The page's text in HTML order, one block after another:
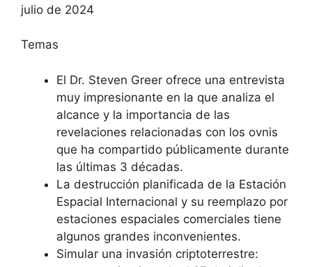
julio de 2024
Temas
El Dr. Steven Greer ofrece una entrevista
muy impresionante en la que analiza el
alcance y la importancia de las
revelaciones relacionadas con los ovnis
que ha compartido públicamente durante
las últimas 3 décadas.
La destrucción planificada de la Estación
Espacial Internacional y su reemplazo por
estaciones espaciales comerciales tiene
algunos grandes inconvenientes.
Simular una invasión criptoterrestre: